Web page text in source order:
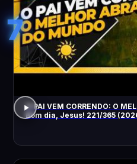
7
O PAI VEM CORRENDO: O
Bom dia, Jesus! 221/365